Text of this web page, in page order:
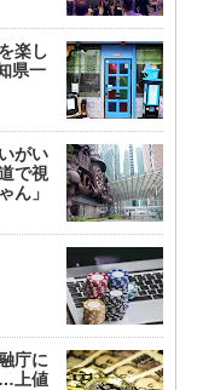
楽し
県一
がい
で視
ん」
庁に
…上値